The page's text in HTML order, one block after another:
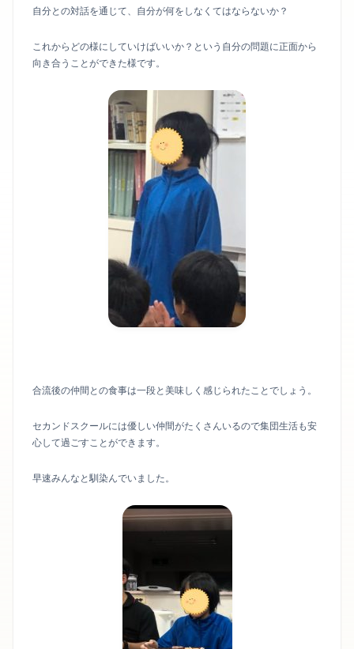
自分との対話を通じて、自分が何をしなくてはならないか？
これからどの様にしていけばいいか？という自分の問題に正面から
向き合うことができた様です。
合流後の仲間との食事は一段と美味しく感じられたことでしょう。
セカンドスクールには優しい仲間がたくさんいるので集団生活も安
心して過ごすことができます。
早速みんなと馴染んでいました。